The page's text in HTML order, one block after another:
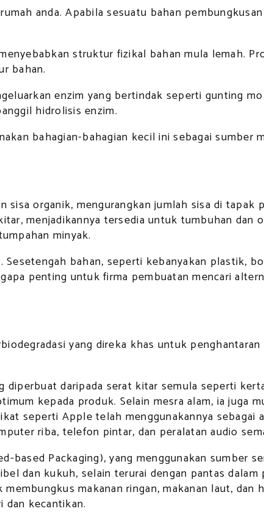
anda. Apabila sesuatu bahan
struktur fizikal bahan mula lemah.
bahan.
enzim yang bertindak seperti gunting
hidrolisis enzim.
bahagian-bahagian kecil ini sebagai sumber
organik, mengurangkan jumlah sisa di tapak
menjadikannya tersedia untuk tumbuhan dan
minyak.
bahan, seperti kebanyakan plastik,
penting untuk firma pembuatan mencari
yang direka khas untuk
daripada serat kitar semula seperti
kepada produk. Selain mesra alam, ia juga
seperti Apple telah menggunakannya sebagai
riba, telefon pintar, dan peralatan audio
based Packaging), yang menggunakan sumber
dan kukuh, selain terurai dengan pantas dalam
makanan ringan, makanan laut, dan
kecantikan.